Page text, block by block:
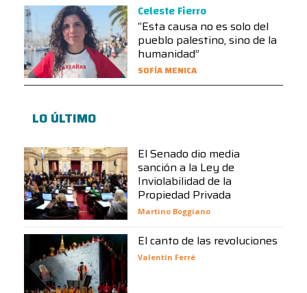
Celeste Fierro
“Esta causa no es solo del
pueblo palestino, sino de la
humanidad”
SOFÍA MENICA
LO ÚLTIMO
El Senado dio media
sanción a la Ley de
Inviolabilidad de la
Propiedad Privada
Martino Boggiano
El canto de las revoluciones
Valentín Ferré